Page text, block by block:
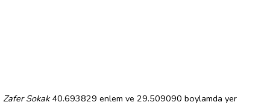
Zafer Sokak40.693829 enlem ve 29.509090 boylamda yer